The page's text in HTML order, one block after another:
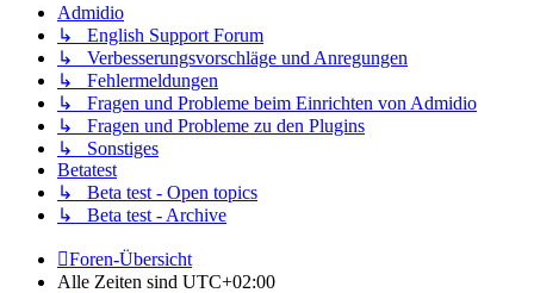
Admidio
↳ English Support Forum
↳ Verbesserungsvorschläge und Anregungen
↳ Fehlermeldungen
↳ Fragen und Probleme beim Einrichten von Admidio
↳ Fragen und Probleme zu den Plugins
↳ Sonstiges
Betatest
↳ Beta test - Open topics
↳ Beta test - Archive
Foren-Übersicht
Alle Zeiten sind UTC+02:00